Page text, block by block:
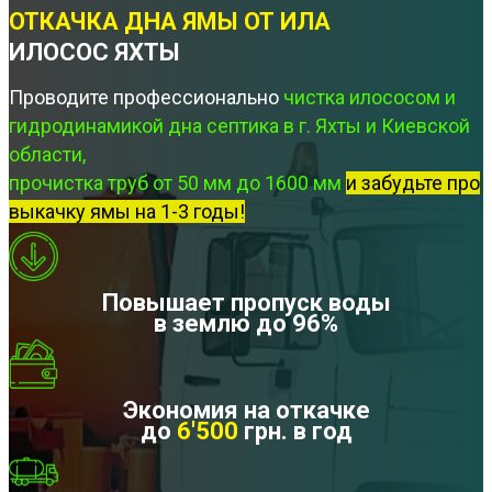
ОТКАЧКА ДНА ЯМЫ ОТ ИЛА
ИЛОСОС ЯХТЫ
Проводите профессионально чистка илососом и
гидродинамикой дна септика в г. Яхты и Киевской
области,
прочистка труб от 50 мм до 1600 мм и забудьте про
выкачку ямы на 1-3 годы!
Повышает пропуск воды
в землю до 96%
Экономия на откачке
до 6'500 грн. в год